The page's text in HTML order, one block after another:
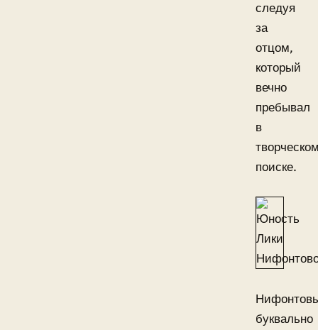
следуя
за
отцом,
который
вечно
пребывал
в
поиске.
буквально